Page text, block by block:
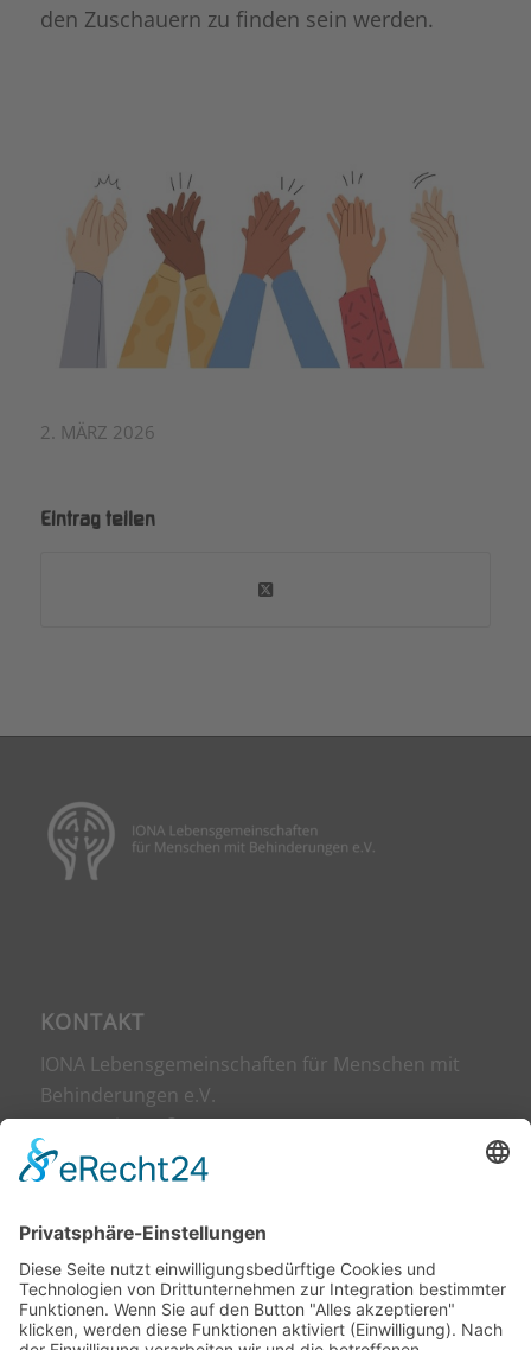
den Zuschauern zu finden sein werden.
2. MÄRZ 2026
Eintrag teilen
KONTAKT
IONA Lebensgemeinschaften für Menschen mit
Behinderungen e.V.
Harmoniestraße 12
42107 Wuppertal
info@iona-wuppertal.de